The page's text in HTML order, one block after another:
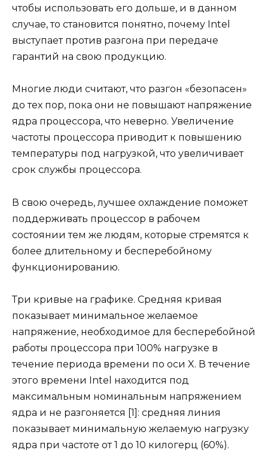
чтобы использовать его дольше, и в данном
случае, то становится понятно, почему Intel
выступает против разгона при передаче
гарантий на свою продукцию.
Многие люди считают, что разгон «безопасен»
до тех пор, пока они не повышают напряжение
ядра процессора, что неверно. Увеличение
частоты процессора приводит к повышению
температуры под нагрузкой, что увеличивает
срок службы процессора.
В свою очередь, лучшее охлаждение поможет
поддерживать процессор в рабочем
состоянии тем же людям, которые стремятся к
более длительному и бесперебойному
функционированию.
Три кривые на графике. Средняя кривая
показывает минимальное желаемое
напряжение, необходимое для бесперебойной
работы процессора при 100% нагрузке в
течение периода времени по оси X. В течение
этого времени Intel находится под
максимальным номинальным напряжением
ядра и не разгоняется [1]: средняя линия
показывает минимальную желаемую нагрузку
ядра при частоте от 1 до 10 килогерц (60%).